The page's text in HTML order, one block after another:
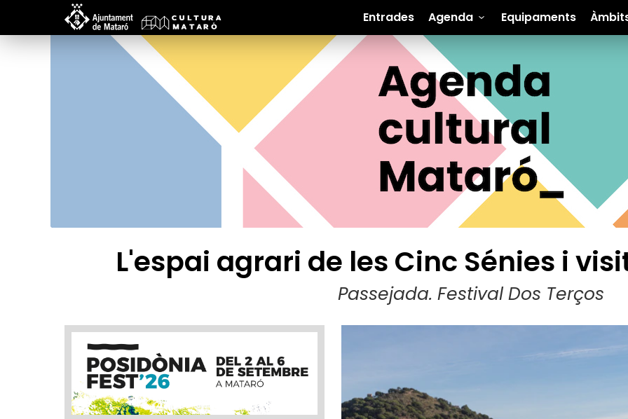
Entrades Agenda Equipaments
L'espai agrari de les Cinc Sénies i
Passejada. Festival Dos Terços